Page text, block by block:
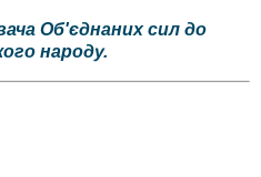
Об'єднаних сил до
народу.